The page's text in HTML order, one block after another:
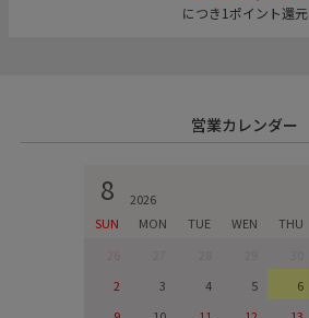
につき1ポイント還元
営業カレンダー
8 2026
SUN MON TUE WEN THU
2
3 4 5 6